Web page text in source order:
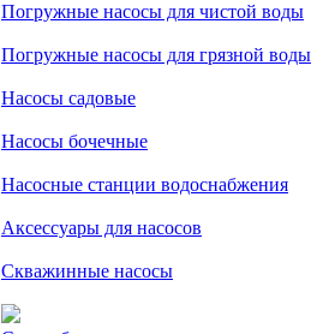
Погружные насосы для чистой воды
Погружные насосы для грязной воды
Насосы садовые
Насосы бочечные
Насосные станции водоснабжения
Аксессуары для насосов
Скважинные насосы